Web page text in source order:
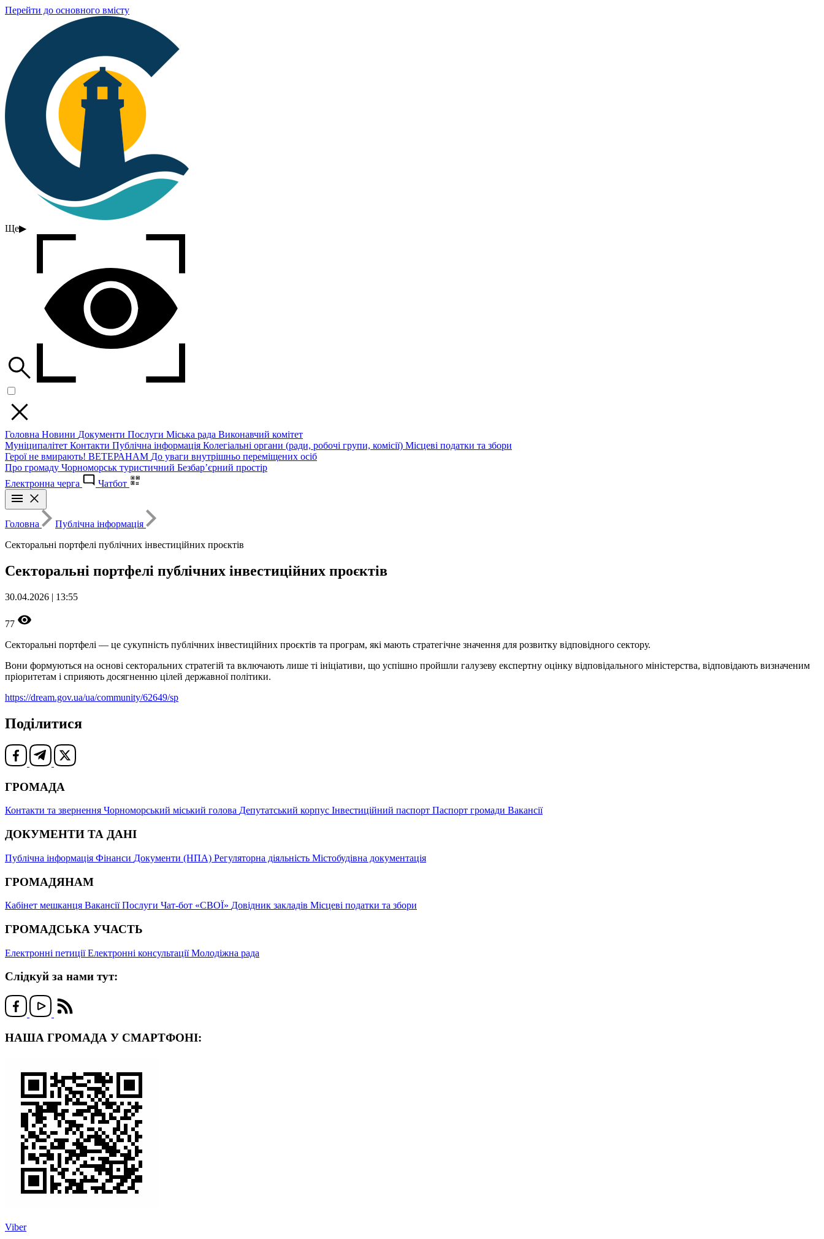
Перейти до основного вмісту
Ще▶
Головна Новини Документи Послуги Міська рада Виконавчий комітет
Муніципалітет Контакти Публічна інформація Колегіальні органи (ради, робочі групи, комісії) Місцеві податки та збори
Герої не вмирають! ВЕТЕРАНАМ До уваги внутрішньо переміщених осіб
Про громаду Чорноморськ туристичний Безбар’єрний простір
Електронна черга
Чатбот
Головна
Публічна інформація
Секторальні портфелі публічних інвестиційних проєктів
Секторальні портфелі публічних інвестиційних проєктів
30.04.2026 | 13:55
77
Секторальні портфелі — це сукупність публічних інвестиційних проєктів та програм, які мають стратегічне значення для розвитку відповідного сектору.
Вони формуються на основі секторальних стратегій та включають лише ті ініціативи, що успішно пройшли галузеву експертну оцінку відповідального міністерства, відповідають визначеним
пріоритетам і сприяють досягненню цілей державної політики.
https://dream.gov.ua/ua/community/62649/sp
Поділитися
ГРОМАДА
Контакти та звернення Чорноморський міський голова Депутатський корпус Інвестиційний паспорт Паспорт громади Вакансії
ДОКУМЕНТИ ТА ДАНІ
Публічна інформація Фінанси Документи (НПА) Регуляторна діяльність Містобудівна документація
ГРОМАДЯНАМ
Кабінет мешканця ВакансіїПослуги Чат-бот «СВОЇ» Довідник закладів Місцеві податки та збори
ГРОМАДСЬКА УЧАСТЬ
Електронні петиціїЕлектронні консультаціїМолодіжна рада
Слідкуй за нами тут:
НАША ГРОМАДА У СМАРТФОНІ:
Viber